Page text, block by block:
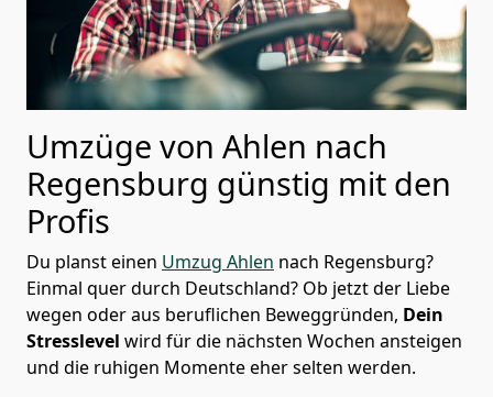
Umzüge von Ahlen nach
Regensburg günstig mit den
Profis
Du planst einen Umzug Ahlen nach Regensburg?
Einmal quer durch Deutschland? Ob jetzt der Liebe
wegen oder aus beruflichen Beweggründen, Dein
Stresslevel wird für die nächsten Wochen ansteigen
und die ruhigen Momente eher selten werden.